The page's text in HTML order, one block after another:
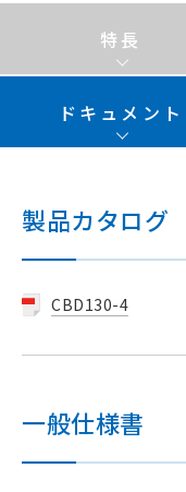
特長
ドキュメント
製品カタログ
CBD130-4
一般仕様書